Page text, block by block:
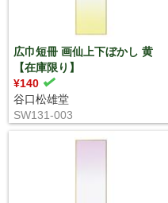
広巾短冊 画仙上下ぼかし 黄
【在庫限り】
¥140
谷口松雄堂
SW131-003